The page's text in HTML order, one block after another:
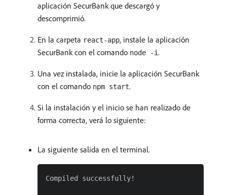
aplicación SecurBank que descargó y
descomprimió.
En la carpeta react-app, instale la aplicación
SecurBank con el comando node -i.
Una vez instalada, inicie la aplicación SecurBank
con el comando npm start.
Si la instalación y el inicio se han realizado de
forma correcta, verá lo siguiente:
La siguiente salida en el terminal.
Compiled successfully!